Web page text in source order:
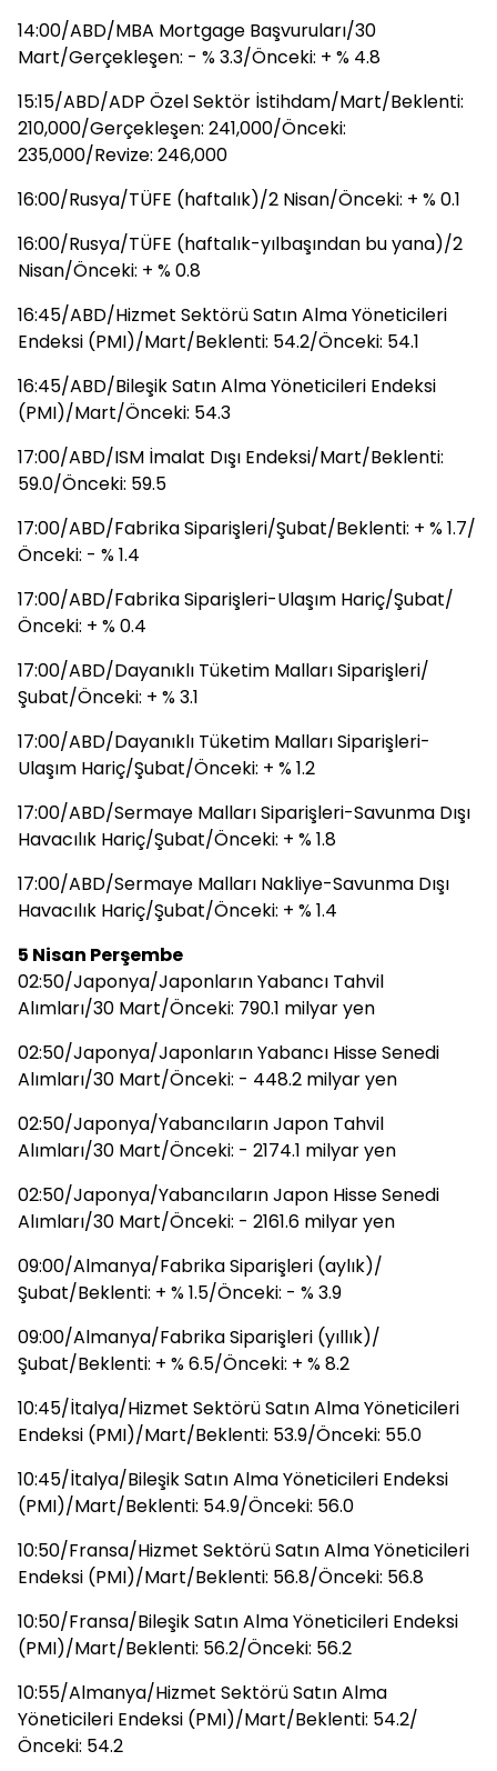
14:00/ABD/MBA Mortgage Başvuruları/30
Mart/Gerçekleşen: - % 3.3/Önceki: + % 4.8
15:15/ABD/ADP Özel Sektör İstihdam/Mart/Beklenti:
210,000/Gerçekleşen: 241,000/Önceki:
235,000/Revize: 246,000
16:00/Rusya/TÜFE (haftalık)/2 Nisan/Önceki: + % 0.1
16:00/Rusya/TÜFE (haftalık-yılbaşından bu yana)/2
Nisan/Önceki: + % 0.8
16:45/ABD/Hizmet Sektörü Satın Alma Yöneticileri
Endeksi (PMI)/Mart/Beklenti: 54.2/Önceki: 54.1
16:45/ABD/Bileşik Satın Alma Yöneticileri Endeksi
(PMI)/Mart/Önceki: 54.3
17:00/ABD/ISM İmalat Dışı Endeksi/Mart/Beklenti:
59.0/Önceki: 59.5
17:00/ABD/Fabrika Siparişleri/Şubat/Beklenti: + % 1.7/
Önceki: - % 1.4
17:00/ABD/Fabrika Siparişleri-Ulaşım Hariç/Şubat/
Önceki: + % 0.4
17:00/ABD/Dayanıklı Tüketim Malları Siparişleri/
Şubat/Önceki: + % 3.1
17:00/ABD/Dayanıklı Tüketim Malları Siparişleri-
Ulaşım Hariç/Şubat/Önceki: + % 1.2
17:00/ABD/Sermaye Malları Siparişleri-Savunma Dışı
Havacılık Hariç/Şubat/Önceki: + % 1.8
17:00/ABD/Sermaye Malları Nakliye-Savunma Dışı
Havacılık Hariç/Şubat/Önceki: + % 1.4
5 Nisan Perşembe
02:50/Japonya/Japonların Yabancı Tahvil
Alımları/30 Mart/Önceki: 790.1 milyar yen
02:50/Japonya/Japonların Yabancı Hisse Senedi
Alımları/30 Mart/Önceki: - 448.2 milyar yen
02:50/Japonya/Yabancıların Japon Tahvil
Alımları/30 Mart/Önceki: - 2174.1 milyar yen
02:50/Japonya/Yabancıların Japon Hisse Senedi
Alımları/30 Mart/Önceki: - 2161.6 milyar yen
09:00/Almanya/Fabrika Siparişleri (aylık)/
Şubat/Beklenti: + % 1.5/Önceki: - % 3.9
09:00/Almanya/Fabrika Siparişleri (yıllık)/
Şubat/Beklenti: + % 6.5/Önceki: + % 8.2
10:45/İtalya/Hizmet Sektörü Satın Alma Yöneticileri
Endeksi (PMI)/Mart/Beklenti: 53.9/Önceki: 55.0
10:45/İtalya/Bileşik Satın Alma Yöneticileri Endeksi
(PMI)/Mart/Beklenti: 54.9/Önceki: 56.0
10:50/Fransa/Hizmet Sektörü Satın Alma Yöneticileri
Endeksi (PMI)/Mart/Beklenti: 56.8/Önceki: 56.8
10:50/Fransa/Bileşik Satın Alma Yöneticileri Endeksi
(PMI)/Mart/Beklenti: 56.2/Önceki: 56.2
10:55/Almanya/Hizmet Sektörü Satın Alma
Yöneticileri Endeksi (PMI)/Mart/Beklenti: 54.2/
Önceki: 54.2